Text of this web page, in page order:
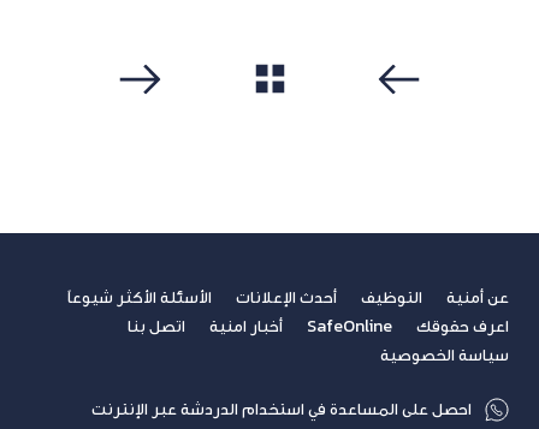
عن أمنية التوظيف أحدث الإعلانات
الأسئلة الأكثر شيوعاً
اعرف حقوقك
SafeOnline أخبار امنية
اتصل بنا
سياسة الخصوصية
احصل على المساعدة في استخدام الدردشة عبر الإنترنت